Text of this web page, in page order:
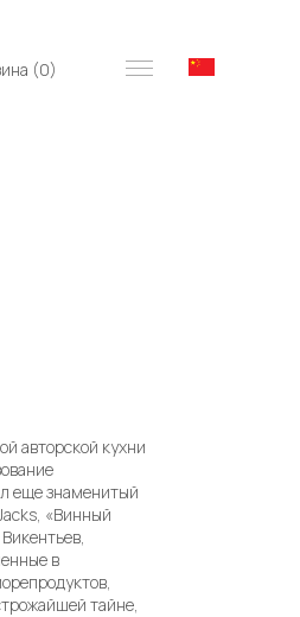
(0)
авторской кухни
еще знаменитый
«Винный
в
тайне,